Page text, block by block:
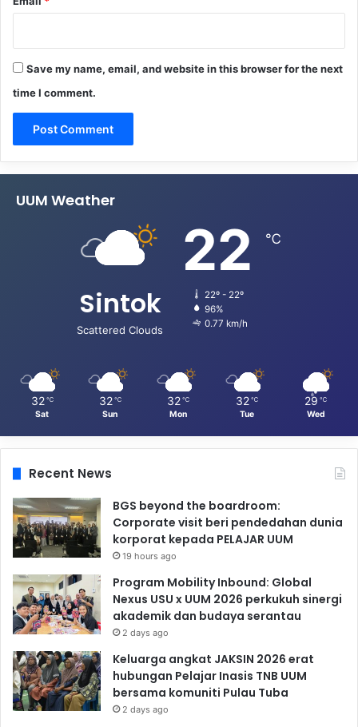
Save my name, email, and website in this browser for the next
time I comment.
UUM Weather
Sintok
Scattered Clouds
22 ℃
22º - 22º
96%
0.77 km/h
32 ℃
Sat
32 ℃
Sun
32 ℃
Mon
32 ℃
Tue
29 ℃
Wed
Recent News
BGS beyond the boardroom:
Corporate visit beri pendedahan dunia
korporat kepada PELAJAR UUM
19 hours ago
Program Mobility Inbound: Global
Nexus USU x UUM 2026 perkukuh sinergi
akademik dan budaya serantau
2 days ago
Keluarga angkat JAKSIN 2026 erat
hubungan Pelajar Inasis TNB UUM
bersama komuniti Pulau Tuba
2 days ago